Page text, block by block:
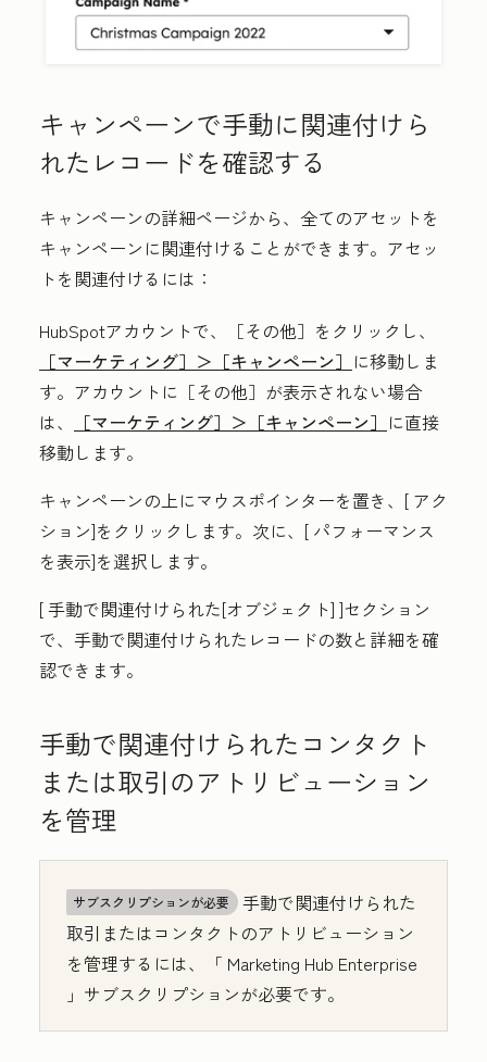
キャンペーンで手動に関連付けら
れたレコードを確認する
キャンペーンの詳細ページから、全てのアセットを
キャンペーンに関連付けることができます。アセッ
トを関連付けるには：
HubSpotアカウントで、
［その他］をクリックし、
［マーケティング］＞ ［キャンペーン］ に移動しま
す。アカウントに ［その他］が表示されない場合
は、
［マーケティング］＞ ［キャンペーン］ に直接
移動します。
キャンペーンの上にマウスポインターを置き、[ アク
ション]をクリックします。次に、[ パフォーマンス
を表示]を選択します。
[手動で関連付けられた[オブジェクト] ]セクション
で、手動で関連付けられたレコードの数と詳細を確
認できます。
手動で関連付けられたコンタクト
または取引のアトリビューション
を管理
サブスクリプションが必要
手動で関連付けられた
取引またはコンタクトのアトリビューション
を管理するには、「 Marketing Hub Enterprise
」サブスクリプションが必要です。